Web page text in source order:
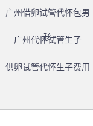
广州借卵试管代怀包男
孩
广州代怀试管生子
供卵试管代怀生子费用